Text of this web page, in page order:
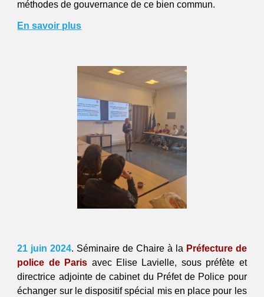
méthodes de gouvernance de ce bien commun.
En savoir plus
21 juin 2024. Séminaire de Chaire à la Préfecture de
police de Paris avec Elise Lavielle, sous préfète et
directrice adjointe de cabinet du Préfet de Police pour
échanger sur le dispositif spécial mis en place pour les